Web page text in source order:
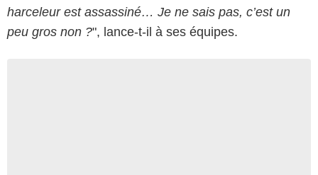
harceleur est assassiné… Je ne sais pas, c’est un
peu gros non ?", lance-t-il à ses équipes.